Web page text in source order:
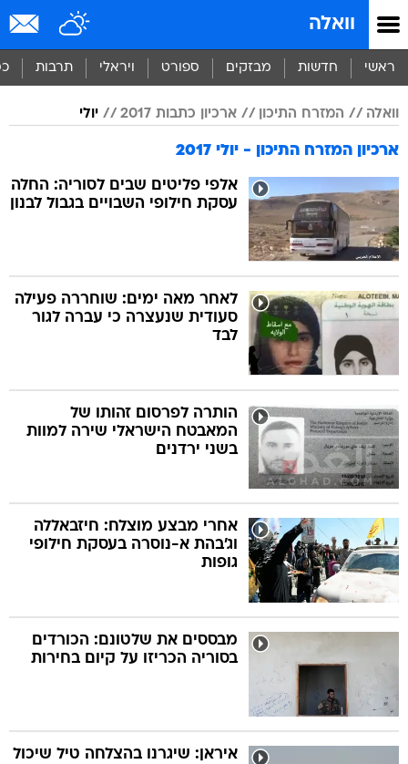
וואלה
ראשי חדשות מבזקים ספורט ויראלי תרבות
וואלה המזרח התיכון ארכיון כתבות 2017 יולי
ארכיון המזרח התיכון - יולי 2017
אלפי פליטים שבים לסוריה: החלה
עסקת חילופי השבויים בגבול לבנון
לאחר מאה ימים: שוחררה פעילה
סעודית שנעצרה כי עברה לגור
לבד
הותרה לפרסום זהותו של
המאבטח הישראלי שירה למוות
בשני ירדנים
אחרי מבצע מוצלח: חיזבאללה
וג'בהת א-נוסרה בעסקת חילופי
גופות
מבססים את שלטונם: הכורדים
בסוריה הכריזו על קיום בחירות
איראן: שיגרנו בהצלחה טיל שיכול